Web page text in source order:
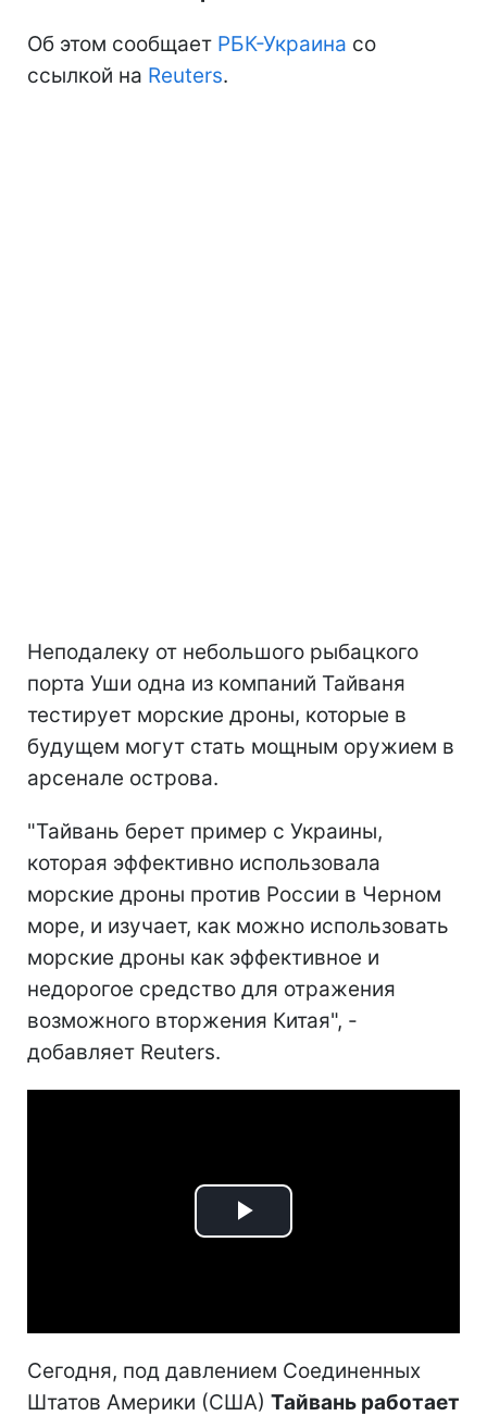
Об этом сообщает РБК-Украина со
ссылкой на Reuters.
Неподалеку от небольшого рыбацкого
порта Уши одна из компаний Тайваня
тестирует морские дроны, которые в
будущем могут стать мощным оружием в
арсенале острова.
"Тайвань берет пример с Украины,
которая эффективно использовала
морские дроны против России в Черном
море, и изучает, как можно использовать
морские дроны как эффективное и
недорогое средство для отражения
возможного вторжения Китая", -
добавляет Reuters.
Play
Сегодня, под давлением Соединенных
Штатов Америки (США) Тайвань работает